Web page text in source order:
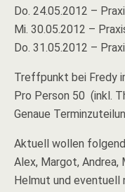
Do. 24.05.2012 –
Mi. 30.05.2012 –
Do. 31.05.2012 –
Treffpunkt bei Fredy
Pro Person 50  (inkl.
Genaue
Aktuell wollen
Alex, Margot, Andrea,
Helmut und eventuell